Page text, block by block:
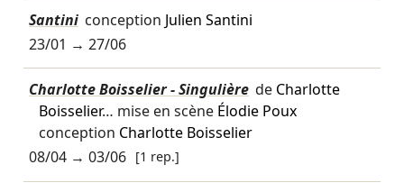
Santini conception Julien Santini
23/01 → 27/06
Charlotte Boisselier - Singulière de Charlotte
Boisselier… mise en scène Élodie Poux
conception Charlotte Boisselier
08/04→ 03/06 [1 rep.]